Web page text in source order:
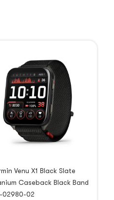
Venu X1 Black Slate
Caseback Black Band
02980-02